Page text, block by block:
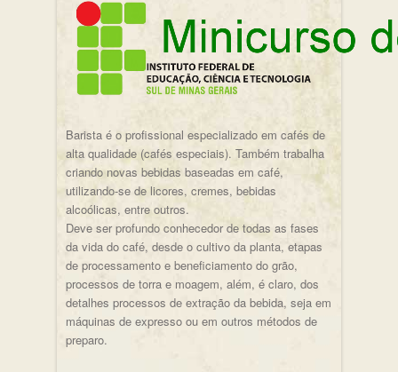
Barista é o profissional especializado em cafés de
alta qualidade (cafés especiais). Também trabalha
criando novas bebidas baseadas em café,
utilizando-se de licores, cremes, bebidas
alcoólicas, entre outros.
Deve ser profundo conhecedor de todas as fases
da vida do café, desde o cultivo da planta, etapas
de processamento e beneficiamento do grão,
processos de torra e moagem, além, é claro, dos
detalhes processos de extração da bebida, seja em
máquinas de expresso ou em outros métodos de
preparo.